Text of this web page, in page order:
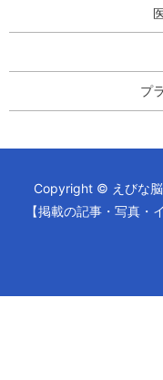
プ
Copyright © えびな
【掲載の記事・写真・